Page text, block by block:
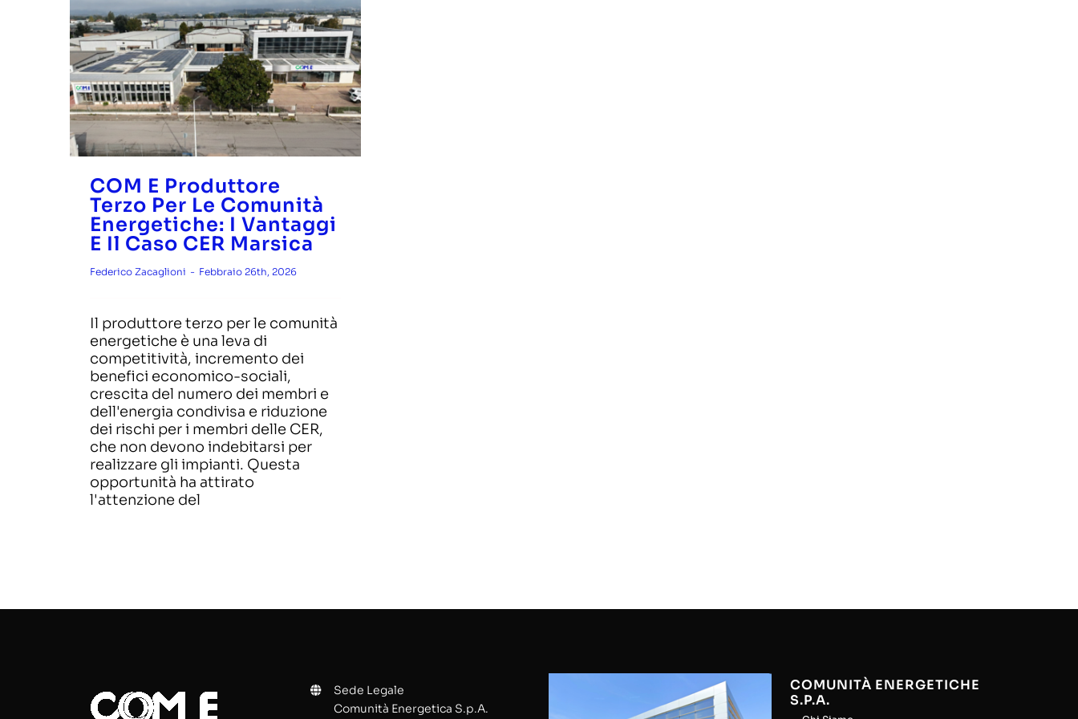
Lavora con noi
COM E Produttore
Terzo Per Le Comunità
Energetiche: I Vantaggi
E Il Caso CER Marsica
Federico Zacaglioni - Febbraio 26th, 2026
Il produttore terzo per le comunità
energetiche è una leva di
competitività, incremento dei
benefici economico-sociali,
crescita del numero dei membri e
dell'energia condivisa e riduzione
dei rischi per i membri delle CER,
che non devono indebitarsi per
realizzare gli impianti. Questa
opportunità ha attirato
l'attenzione del
Sede Legale
Comunità Energetica S.p.A.
COMUNITÀ ENERGETICHE
S.P.A.